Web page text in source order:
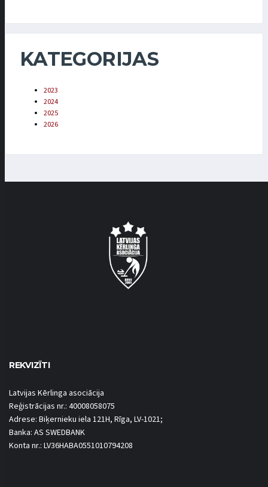
KATEGORIJAS
2023
2024
2025
2026
REKVIZĪTI
Latvijas Kērlinga asociācija
Reģistrācijas nr.: 40008058075
Adrese: Biķernieku iela 121H, Rīga, LV-1021;
Banka: AS SWEDBANK
Konta nr.: LV36HABA0551010794208